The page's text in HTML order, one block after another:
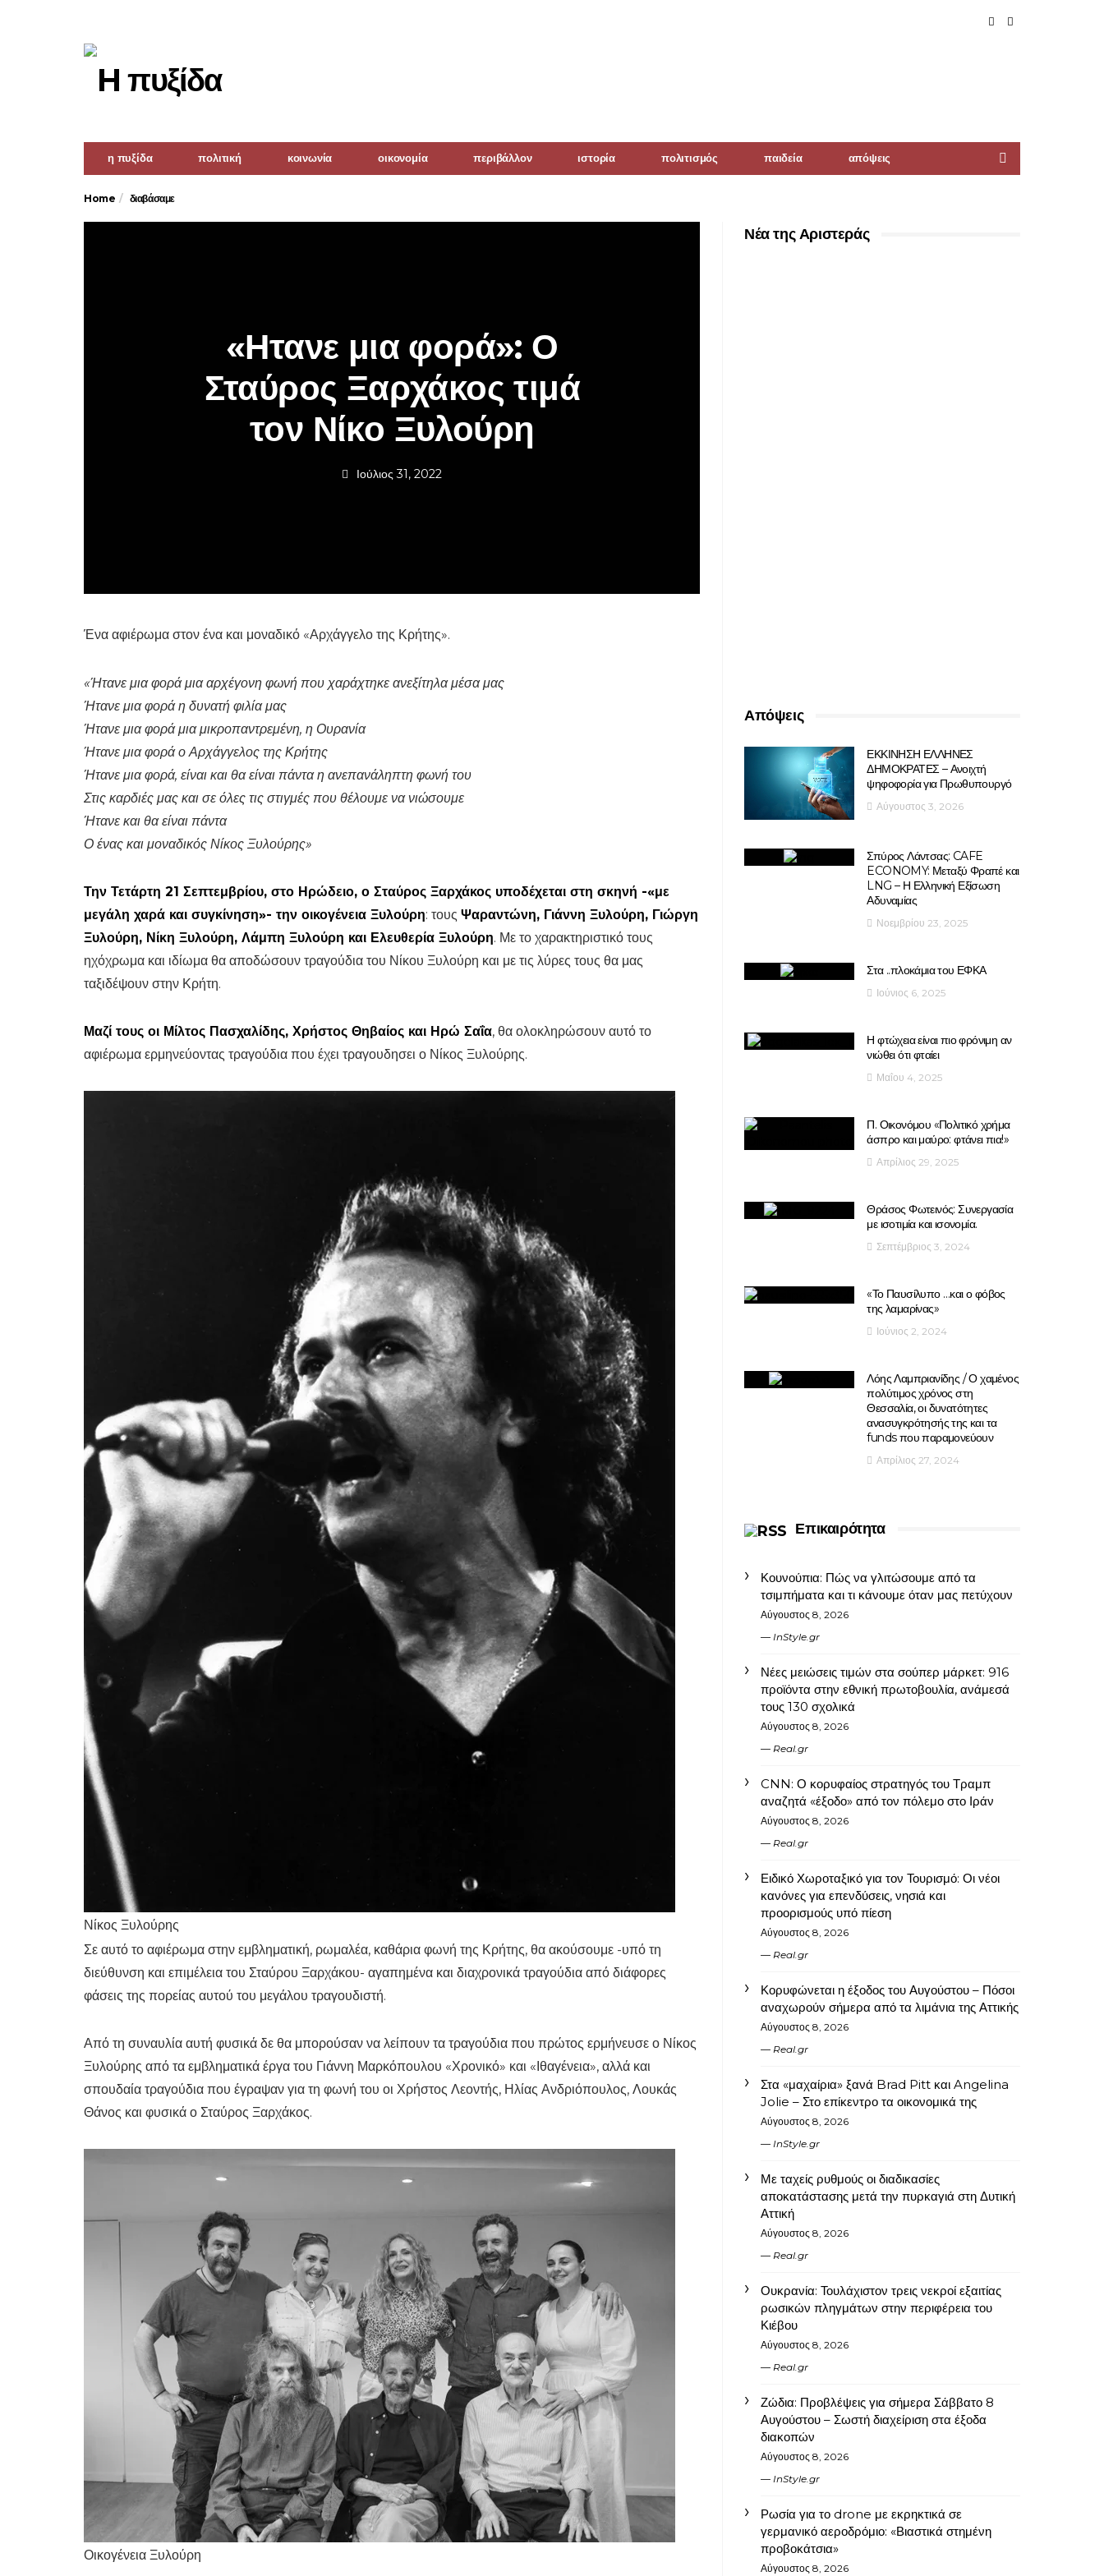
η πυξίδα πολιτική κοινωνία οικονομία περιβάλλον ιστορία πολιτισμός παιδεία απόψεις
Home διαβάσαμε
«Ητανε μια φορά»: Ο
Σταύρος Ξαρχάκος τιμά
τον Νίκο Ξυλούρη
Ιούλιος 31, 2022
Ένα αφιέρωμα στον ένα και μοναδικό «Αρχάγγελο της Κρήτης».
«Ήτανε μια φορά μια αρχέγονη φωνή που χαράχτηκε ανεξίτηλα μέσα μας
Ήτανε μια φορά η δυνατή φιλία μας
Ήτανε μια φορά μια μικροπαντρεμένη, η Ουρανία
Ήτανε μια φορά ο Αρχάγγελος της Κρήτης
Ήτανε μια φορά, είναι και θα είναι πάντα η ανεπανάληπτη φωνή του
Στις καρδιές μας και σε όλες τις στιγμές που θέλουμε να νιώσουμε
Ήτανε και θα είναι πάντα
Ο ένας και μοναδικός Νίκος Ξυλούρης»
Την Τετάρτη 21 Σεπτεμβρίου, στο Ηρώδειο, ο Σταύρος Ξαρχάκος υποδέχεται στη σκηνή -«με
μεγάλη χαρά και συγκίνηση»- την οικογένεια Ξυλούρη: τους Ψαραντώνη, Γιάννη Ξυλούρη, Γιώργη
Ξυλούρη, Νίκη Ξυλούρη, Λάμπη Ξυλούρη και Ελευθερία Ξυλούρη. Με το χαρακτηριστικό τους
ηχόχρωμα και ιδίωμα θα αποδώσουν τραγούδια του Νίκου Ξυλούρη και με τις λύρες τους θα μας
ταξιδέψουν στην Κρήτη.
Μαζί τους οι Μίλτος Πασχαλίδης, Χρήστος Θηβαίος και Ηρώ Σαΐα, θα ολοκληρώσουν αυτό το
αφιέρωμα ερμηνεύοντας τραγούδια που έχει τραγουδησει ο Νίκος Ξυλούρης.
Νίκος Ξυλούρης
Σε αυτό το αφιέρωμα στην εμβληματική, ρωμαλέα, καθάρια φωνή της Κρήτης, θα ακούσουμε -υπό τη
διεύθυνση και επιμέλεια του Σταύρου Ξαρχάκου- αγαπημένα και διαχρονικά τραγούδια από διάφορες
φάσεις της πορείας αυτού του μεγάλου τραγουδιστή.
Από τη συναυλία αυτή φυσικά δε θα μπορούσαν να λείπουν τα τραγούδια που πρώτος ερμήνευσε ο Νίκος
Ξυλούρης από τα εμβληματικά έργα του Γιάννη Μαρκόπουλου «Χρονικό» και «Ιθαγένεια», αλλά και
σπουδαία τραγούδια που έγραψαν για τη φωνή του οι Χρήστος Λεοντής, Ηλίας Ανδριόπουλος, Λουκάς
Θάνος και φυσικά ο Σταύρος Ξαρχάκος.
Οικογένεια Ξυλούρη
Νέα της Αριστεράς
Απόψεις
ΕΚΚΙΝΗΣΗ ΕΛΛΗΝΕΣ
ΔΗΜΟΚΡΑΤΕΣ – Ανοιχτή
ψηφοφορία για Πρωθυπουργό
Αύγουστος 3, 2026
Σπύρος Λάντσας: CAFE
ECONOMY: Μεταξύ Φραπέ και
LNG – Η Ελληνική Εξίσωση
Αδυναμίας
Νοεμβρίου 23, 2025
Στα ..πλοκάμια του ΕΦΚΑ
Ιούνιος 6, 2025
Η φτώχεια είναι πιο φρόνιμη αν
νιώθει ότι φταίει
Μαΐου 4, 2025
Π. Οικονόμου «Πολιτικό χρήμα
άσπρο και μαύρο: φτάνει πια!»
Απρίλιος 29, 2025
Θράσος Φωτεινός: Συνεργασία
με ισοτιμία και ισονομία.
Σεπτέμβριος 3, 2024
«Το Παυσίλυπο …και ο φόβος
της λαμαρίνας»
Ιούνιος 2, 2024
Λόης Λαμπριανίδης / Ο χαμένος
πολύτιμος χρόνος στη
Θεσσαλία, οι δυνατότητες
ανασυγκρότησής της και τα
funds που παραμονεύουν
Απρίλιος 27, 2024
Επικαιρότητα
Κουνούπια: Πώς να γλιτώσουμε από τα
τσιμπήματα και τι κάνουμε όταν μας πετύχουν
Αύγουστος 8, 2026
InStyle.gr
Νέες μειώσεις τιμών στα σούπερ μάρκετ: 916
προϊόντα στην εθνική πρωτοβουλία, ανάμεσά
τους 130 σχολικά
Αύγουστος 8, 2026
Real.gr
CNN: Ο κορυφαίος στρατηγός του Τραμπ
αναζητά «έξοδο» από τον πόλεμο στο Ιράν
Αύγουστος 8, 2026
Real.gr
Ειδικό Χωροταξικό για τον Τουρισμό: Οι νέοι
κανόνες για επενδύσεις, νησιά και
προορισμούς υπό πίεση
Αύγουστος 8, 2026
Real.gr
Κορυφώνεται η έξοδος του Αυγούστου – Πόσοι
αναχωρούν σήμερα από τα λιμάνια της Αττικής
Αύγουστος 8, 2026
Real.gr
Στα «μαχαίρια» ξανά Brad Pitt και Angelina
Jolie – Στο επίκεντρο τα οικονομικά της
Αύγουστος 8, 2026
InStyle.gr
Με ταχείς ρυθμούς οι διαδικασίες
αποκατάστασης μετά την πυρκαγιά στη Δυτική
Αττική
Αύγουστος 8, 2026
Real.gr
Ουκρανία: Τουλάχιστον τρεις νεκροί εξαιτίας
ρωσικών πληγμάτων στην περιφέρεια του
Κιέβου
Αύγουστος 8, 2026
Real.gr
Ζώδια: Προβλέψεις για σήμερα Σάββατο 8
Αυγούστου – Σωστή διαχείριση στα έξοδα
διακοπών
Αύγουστος 8, 2026
InStyle.gr
Ρωσία για το drone με εκρηκτικά σε
γερμανικό αεροδρόμιο: «Βιαστικά στημένη
προβοκάτσια»
Αύγουστος 8, 2026